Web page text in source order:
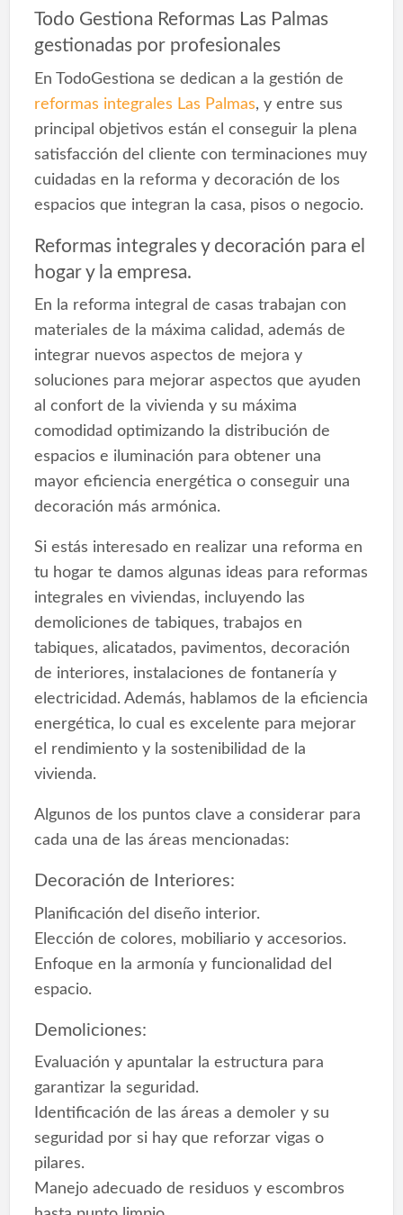
Todo Gestiona Reformas Las Palmas
gestionadas por profesionales
En TodoGestiona se dedican a la gestión de
reformas integrales Las Palmas, y entre sus
principal objetivos están el conseguir la plena
satisfacción del cliente con terminaciones muy
cuidadas en la reforma y decoración de los
espacios que integran la casa, pisos o negocio.
Reformas integrales y decoración para el
hogar y la empresa.
En la reforma integral de casas trabajan con
materiales de la máxima calidad, además de
integrar nuevos aspectos de mejora y
soluciones para mejorar aspectos que ayuden
al confort de la vivienda y su máxima
comodidad optimizando la distribución de
espacios e iluminación para obtener una
mayor eficiencia energética o conseguir una
decoración más armónica.
Si estás interesado en realizar una reforma en
tu hogar te damos algunas ideas para reformas
integrales en viviendas, incluyendo las
demoliciones de tabiques, trabajos en
tabiques, alicatados, pavimentos, decoración
de interiores, instalaciones de fontanería y
electricidad. Además, hablamos de la eficiencia
energética, lo cual es excelente para mejorar
el rendimiento y la sostenibilidad de la
vivienda.
Algunos de los puntos clave a considerar para
cada una de las áreas mencionadas:
Decoración de Interiores:
Planificación del diseño interior.
Elección de colores, mobiliario y accesorios.
Enfoque en la armonía y funcionalidad del
espacio.
Demoliciones:
Evaluación y apuntalar la estructura para
garantizar la seguridad.
Identificación de las áreas a demoler y su
seguridad por si hay que reforzar vigas o
pilares.
Manejo adecuado de residuos y escombros